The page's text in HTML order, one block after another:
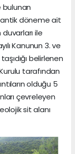
bulunan
döneme ait
duvarları ile
Kanunun 3. ve
belirlenen
tarafından
olduğu 5
çevreleyen
sit alanı